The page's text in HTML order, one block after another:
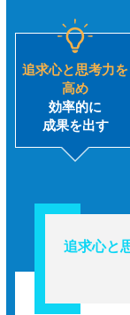
追求心と思考力を
高め
効率的に
成果を出す
追求心と